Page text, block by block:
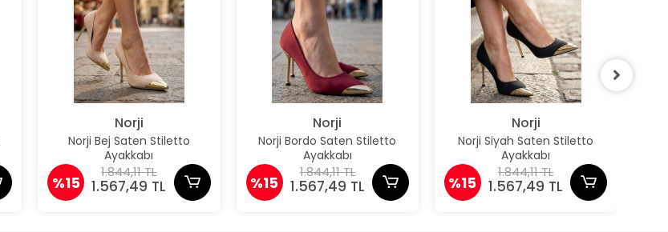
Norji
Norji Bej Saten Stiletto
Ayakkabı
%15
1.844,11 TL
1.567,49 TL
Norji
Norji Bordo Saten Stiletto
Ayakkabı
%15
1.844,11 TL
1.567,49 TL
Norji
Norji Siyah Saten Stiletto
Ayakkabı
%15
1.844,11 TL
1.567,49 TL